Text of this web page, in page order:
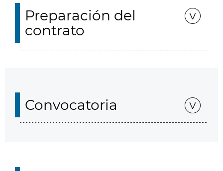
Preparación del
contrato
Convocatoria